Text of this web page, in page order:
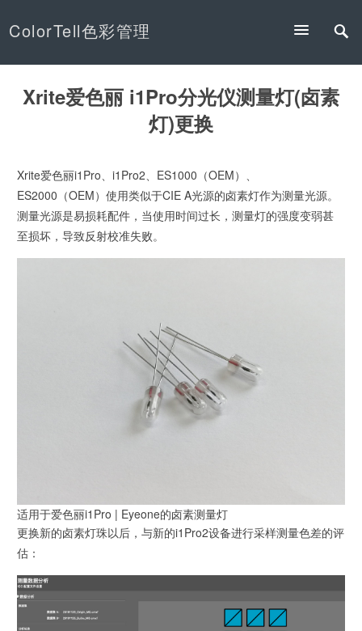
ColorTell色彩管理
Xrite爱色丽 i1Pro分光仪测量灯(卤素
灯)更换
Xrite爱色丽i1Pro、i1Pro2、ES1000（OEM）、
ES2000（OEM）使用类似于CIE A光源的卤素灯作为测量光源。
测量光源是易损耗配件，当使用时间过长，测量灯的强度变弱甚
至损坏，导致反射校准失败。
适用于爱色丽i1Pro | Eyeone的卤素测量灯
更换新的卤素灯珠以后，与新的i1Pro2设备进行采样测量色差的评
估：